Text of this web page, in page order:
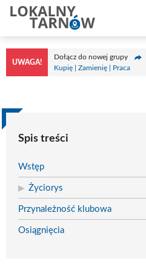
Przejdź
treści
UWAGA!
Dołącz do nowej grupy
Kupię | Zamienię | Praca
Spis treści
Wstęp
Życiorys
Przynależność klubowa
Osiągnięcia